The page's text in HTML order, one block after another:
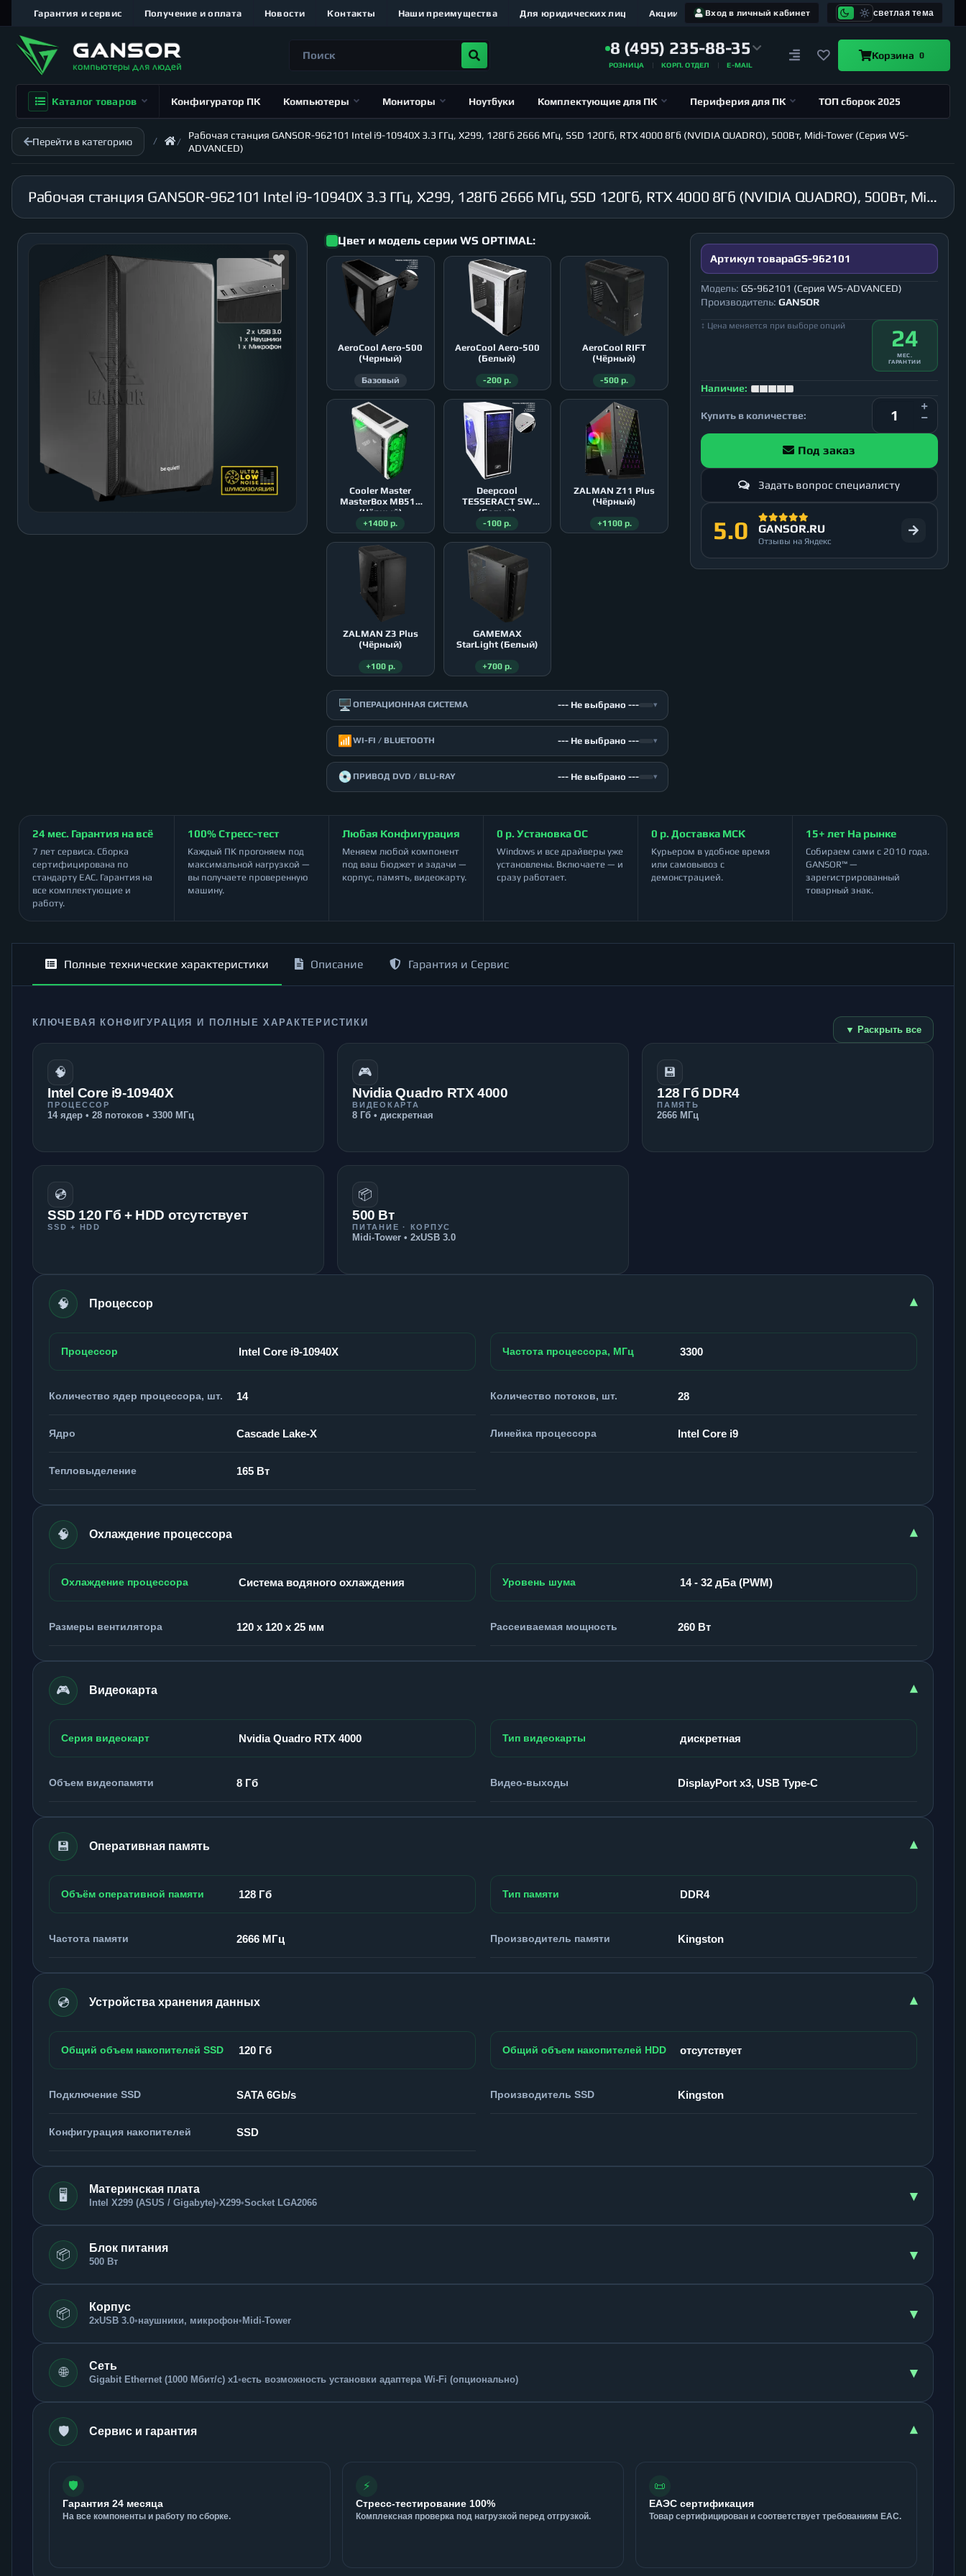
Вход в личный кабинет светлая тема
Гарантия и сервис Получение и оплата Новости Контакты Наши преимущества Для юридических лиц Акции
8 (495) 235-88-35
РОЗНИЦА КОРП. ОТДЕЛ E-MAIL
Корзина 0
Каталог товаров Конфигуратор ПК Компьютеры Мониторы Ноутбуки Комплектующие для ПК Периферия для ПК ТОП сборок 2025
Перейти в категорию
Рабочая станция GANSOR-962101 Intel i9-10940X 3.3 ГГц, X299, 128Гб 2666 МГц, SSD 120Гб, RTX 4000 8Гб (NVIDIA QUADRO), 500Вт, Midi-Tower (Серия WS-
ADVANCED)
Рабочая станция GANSOR-962101 Intel i9-10940X 3.3 ГГц, X299, 128Гб 2666 МГц, SSD 120Гб, RTX 4000 8Гб (NVIDIA QUADRO), 500Вт, Midi-Tower (Серия WS-ADVANCED)
Цвет и модель серии WS OPTIMAL:
AeroСool Aero-500
(Черный)
Базовый
AeroСool Aero-500
(Белый)
-200 р.
AeroСool RIFT
(Чёрный)
-500 р.
Cooler Master
MasterBox MB511
(Чёрный)
+1400 р.
Deepcool
TESSERACT SW
(Белый)
-100 р.
ZALMAN Z11 Plus
(Чёрный)
+1100 р.
ZALMAN Z3 Plus
(Чёрный)
+100 р.
GAMEMAX
StarLight (Белый)
+700 р.
🖥️ ОПЕРАЦИОННАЯ СИСТЕМА --- Не выбрано --- ▾
📶 WI-FI / BLUETOOTH --- Не выбрано --- ▾
💿 ПРИВОД DVD / BLU-RAY --- Не выбрано --- ▾
Артикул товараGS-962101
Модель: GS-962101 (Серия WS-ADVANCED)
Производитель: GANSOR
↕ Цена меняется при выборе опций 24
МЕС.
ГАРАНТИИ
Наличие:
Купить в количестве:
Под заказ
Задать вопрос специалисту
5.0 GANSOR.RU
Отзывы на Яндекс
24 мес. Гарантия на всё
7 лет сервиса. Сборка
сертифицирована по
стандарту ЕАС. Гарантия на
все комплектующие и
работу.
100% Стресс-тест
Каждый ПК прогоняем под
максимальной нагрузкой —
вы получаете проверенную
машину.
Любая Конфигурация
Меняем любой компонент
под ваш бюджет и задачи —
корпус, память, видеокарту.
0 р. Установка ОС
Windows и все драйверы уже
установлены. Включаете — и
сразу работает.
0 р. Доставка МСК
Курьером в удобное время
или самовывоз с
демонстрацией.
15+ лет На рынке
Собираем сами с 2010 года.
GANSOR™ —
зарегистрированный
товарный знак.
Полные технические характеристики Описание Гарантия и Сервис
КЛЮЧЕВАЯ КОНФИГУРАЦИЯ И ПОЛНЫЕ ХАРАКТЕРИСТИКИ
▼ Раскрыть все
🧠
Intel Core i9-10940X
ПРОЦЕССОР
14 ядер • 28 потоков • 3300 МГц
🎮
Nvidia Quadro RTX 4000
ВИДЕОКАРТА
8 Гб • дискретная
💾
128 Гб DDR4
ПАМЯТЬ
2666 МГц
💿
SSD 120 Гб + HDD отсутствует
SSD + HDD
📦
500 Вт
ПИТАНИЕ · КОРПУС
Midi-Tower • 2xUSB 3.0
🧠 Процессор ▾
Процессор Intel Core i9-10940X Частота процессора, МГц 3300
Количество ядер процессора, шт. 14 Количество потоков, шт. 28
Ядро Cascade Lake-X Линейка процессора Intel Core i9
Тепловыделение 165 Вт
🧠 Охлаждение процессора ▾
Охлаждение процессора Система водяного охлаждения Уровень шума 14 - 32 дБа (PWM)
Размеры вентилятора 120 x 120 x 25 мм Рассеиваемая мощность 260 Вт
🎮 Видеокарта ▾
Серия видеокарт Nvidia Quadro RTX 4000 Тип видеокарты дискретная
Объем видеопамяти 8 Гб Видео-выходы DisplayPort x3, USB Type-C
💾 Оперативная память ▾
Объём оперативной памяти 128 Гб Тип памяти DDR4
Частота памяти 2666 МГц Производитель памяти Kingston
💿 Устройства хранения данных ▾
Общий объем накопителей SSD 120 Гб Общий объем накопителей HDD отсутствует
Подключение SSD SATA 6Gb/s Производитель SSD Kingston
Конфигурация накопителей SSD
🖥️ Материнская плата
Intel X299 (ASUS / Gigabyte)•X299•Socket LGA2066 ▾
📦 Блок питания
500 Вт ▾
📦 Корпус
2xUSB 3.0•наушники, микрофон• Midi-Tower ▾
🌐 Сеть
Gigabit Ethernet (1000 Мбит/с) x1•есть возможность установки адаптера Wi-Fi (опционально) ▾
🛡️ Сервис и гарантия ▾
🛡️
Гарантия 24 месяца
На все компоненты и работу по сборке.
⚡
Стресс-тестирование 100%
Комплексная проверка под нагрузкой перед отгрузкой.
📜
ЕАЭС сертификация
Товар сертифицирован и соответствует требованиям ЕАС.